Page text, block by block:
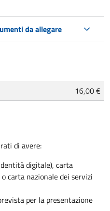
da allegare
16,00 €
di avere:
digitale), carta
carta nazionale dei servizi
per la presentazione